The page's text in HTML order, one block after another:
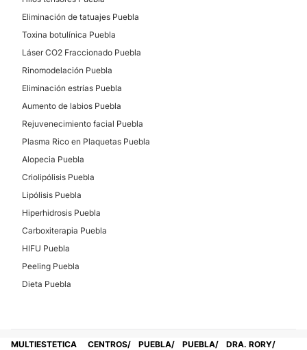
Eliminación de tatuajes Puebla
Toxina botulínica Puebla
Láser CO2 Fraccionado Puebla
Rinomodelación Puebla
Eliminación estrías Puebla
Aumento de labios Puebla
Rejuvenecimiento facial Puebla
Plasma Rico en Plaquetas Puebla
Alopecia Puebla
Criolipólisis Puebla
Lipólisis Puebla
Hiperhidrosis Puebla
Carboxiterapia Puebla
HIFU Puebla
Peeling Puebla
Dieta Puebla
MULTIESTETICA CENTROS PUEBLA PUEBLA DRA. RORY